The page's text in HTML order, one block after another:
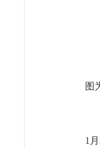
图
1